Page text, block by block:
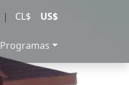
| CL$ US$
Programas